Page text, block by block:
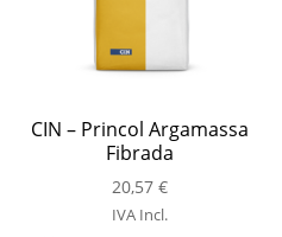
CIN – Princol Argamassa
Fibrada
20,57€
IVA Incl.